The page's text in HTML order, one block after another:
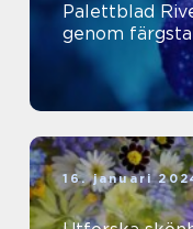
Palettblad
genom
16. januari